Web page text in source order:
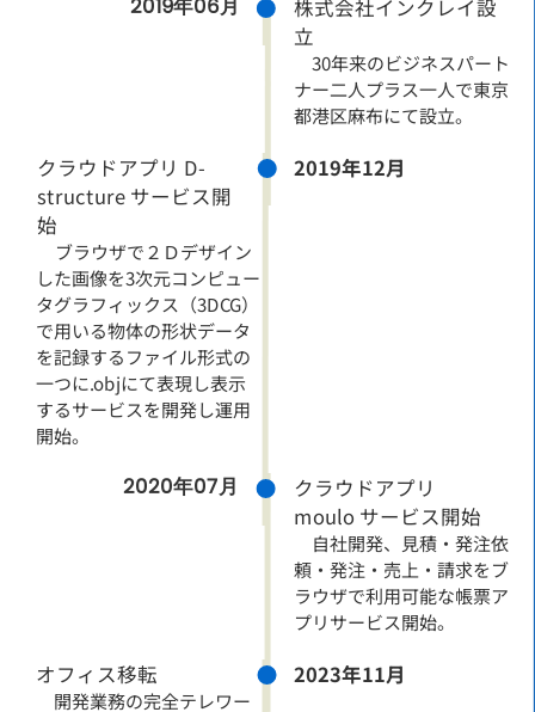
2019年06月 株式会社インクレイ設
立
30年来のビジネスパート
ナー二人プラス一人で東京
都港区麻布にて設立。
クラウドアプリ D-
structure サービス開
始
ブラウザで２Ｄデザイン
した画像を3次元コンピュー
タグラフィックス（3DCG）
で用いる物体の形状データ
を記録するファイル形式の
一つに.objにて表現し表示
するサービスを開発し運用
開始。
2019年12月
2020年07月 クラウドアプリ
moulo サービス開始
自社開発、見積・発注依
頼・発注・売上・請求をブ
ラウザで利用可能な帳票ア
プリサービス開始。
オフィス移転
開発業務の完全テレワー
2023年11月